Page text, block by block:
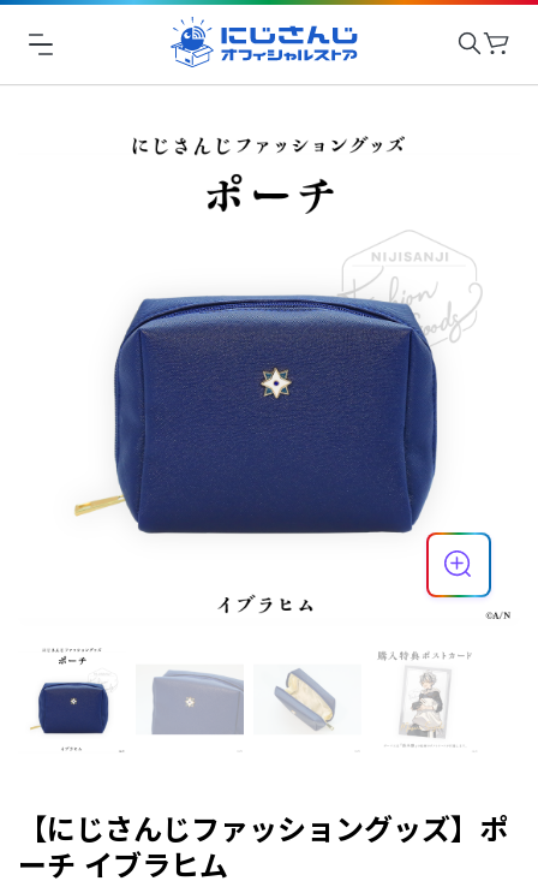
【にじさんじファッショングッズ】ポ
ーチ イブラヒム